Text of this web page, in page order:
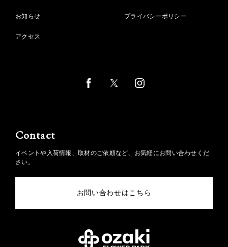
お知らせ
アクセス
プライバシーポリシー
Contact
イベントや入荷情報、取材のご依頼など、お気軽にお問い合わせくだ
さい。
お問い合わせはこちら